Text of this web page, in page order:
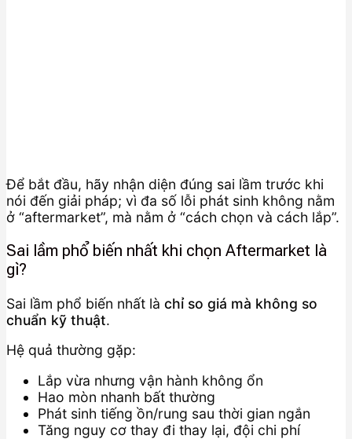
Để bắt đầu, hãy nhận diện đúng sai lầm trước khi
nói đến giải pháp; vì đa số lỗi phát sinh không nằm
ở “aftermarket”, mà nằm ở “cách chọn và cách lắp”.
Sai lầm phổ biến nhất khi chọn Aftermarket là
gì?
Sai lầm phổ biến nhất là chỉ so giá mà không so
chuẩn kỹ thuật.
Hệ quả thường gặp:
Lắp vừa nhưng vận hành không ổn
Hao mòn nhanh bất thường
Phát sinh tiếng ồn/rung sau thời gian ngắn
Tăng nguy cơ thay đi thay lại, đội chi phí